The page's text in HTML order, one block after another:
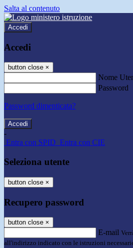
Salta al contenuto
Accedi
Accedi
button close ×
Nome
Password
Password dimenticata?
-
Entra con SPID Entra con CIE
Seleziona utente
button close ×
Recupero password
button close ×
E-mail
all'indirizzo indicato con le istruzioni